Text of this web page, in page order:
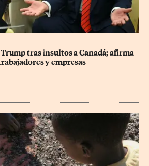
tras insultos a Canadá; afirma
y empresas